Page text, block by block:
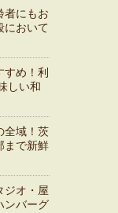
者にもお
において
すめ！利
しい和
全域！茨
まで新鮮
ジオ・屋
ンバーグ